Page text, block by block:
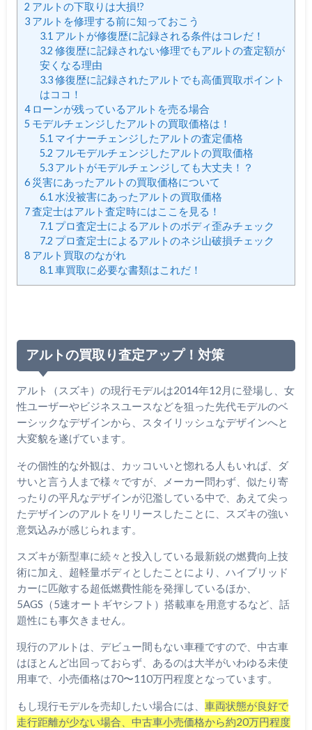
2 アルトの下取りは大損!?
3アルトを修理する前に知っておこう
3.1 アルトが修復歴に記録される条件はコレだ！
3.2 修復歴に記録されない修理でもアルトの査定額が
安くなる理由
3.3修復歴に記録されたアルトでも高価買取ポイント
はココ！
4ローンが残っているアルトを売る場合
5 モデルチェンジしたアルトの買取価格は！
5.1 マイナーチェンジしたアルトの査定価格
5.2 フルモデルチェンジしたアルトの買取価格
5.3アルトがモデルチェンジしても大丈夫！？
6災害にあったアルトの買取価格について
6.1 水没被害にあったアルトの買取価格
7査定士はアルト査定時にはここを見る！
7.1 プロ査定士によるアルトのボディ歪みチェック
7.2 プロ査定士によるアルトのネジ山破損チェック
8アルト買取のながれ
8.1 車買取に必要な書類はこれだ！
アルトの買取り査定アップ！対策
アルト（スズキ）の現行モデルは2014年12月に登場し、女
性ユーザーやビジネスユースなどを狙った先代モデルのベ
ーシックなデザインから、スタイリッシュなデザインへと
大変貌を遂げています。
その個性的な外観は、カッコいいと惚れる人もいれば、ダ
サいと言う人まで様々ですが、メーカー問わず、似たり寄
ったりの平凡なデザインが氾濫している中で、あえて尖っ
たデザインのアルトをリリースしたことに、スズキの強い
意気込みが感じられます。
スズキが新型車に続々と投入している最新鋭の燃費向上技
術に加え、超軽量ボディとしたことにより、ハイブリッド
カーに匹敵する超低燃費性能を発揮しているほか、
5AGS（5速オートギヤシフト）搭載車を用意するなど、話
題性にも事欠きません。
現行のアルトは、デビュー間もない車種ですので、中古車
はほとんど出回っておらず、あるのは大半がいわゆる未使
用車で、小売価格は70〜110万円程度となっています。
もし現行モデルを売却したい場合には、 車両状態が良好で
走行距離が少ない場合、中古車小売価格から約20万円程度